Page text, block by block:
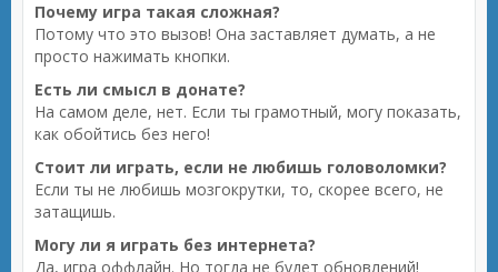
Почему игра такая сложная?
Потому что это вызов! Она заставляет думать, а не
просто нажимать кнопки.
Есть ли смысл в донате?
На самом деле, нет. Если ты грамотный, могу показать,
как обойтись без него!
Стоит ли играть, если не любишь головоломки?
Если ты не любишь мозгокрутки, то, скорее всего, не
затащишь.
Могу ли я играть без интернета?
Да, игра оффлайн. Но тогда не будет обновлений!